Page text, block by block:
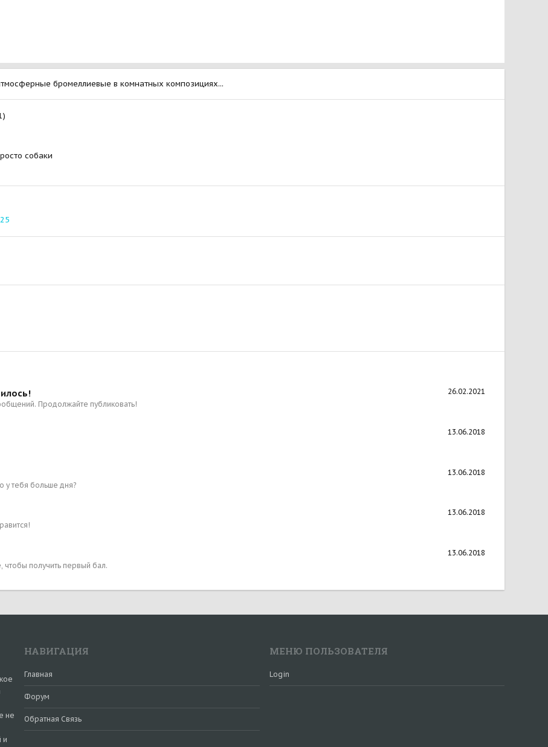
бромеллиевые в комнатных композициях...
собаки
26.02.2021
Продолжайте публиковать!
13.06.2018
13.06.2018
у тебя больше дня?
13.06.2018
13.06.2018
чтобы получить первый бал.
не
и
НАВИГАЦИЯ
Главная
Форум
Обратная Связь
МЕНЮ ПОЛЬЗОВАТЕЛЯ
Login